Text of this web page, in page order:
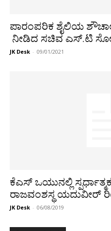
ಪಾರಂಪರಿಕ ಶೈಲಿಯ
ನೀಡಿದ ಸಚಿವ ಎಸ್.ಟಿ
JK Desk - 09/01/2021
ಕೆಎಸ್ ಒಯುನಲ್ಲಿ
ರಾಜವಂಶಸ್ಥ ಯದುವೀರ್
JK Desk - 06/08/2019